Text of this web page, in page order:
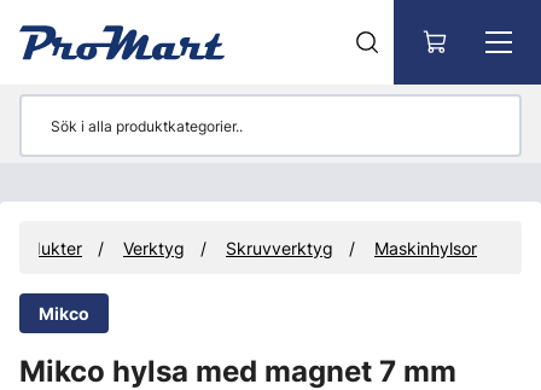
Produkter Verktyg Skruvverktyg Maskinhylsor
Mikco
Mikco hylsa med magnet 7 mm